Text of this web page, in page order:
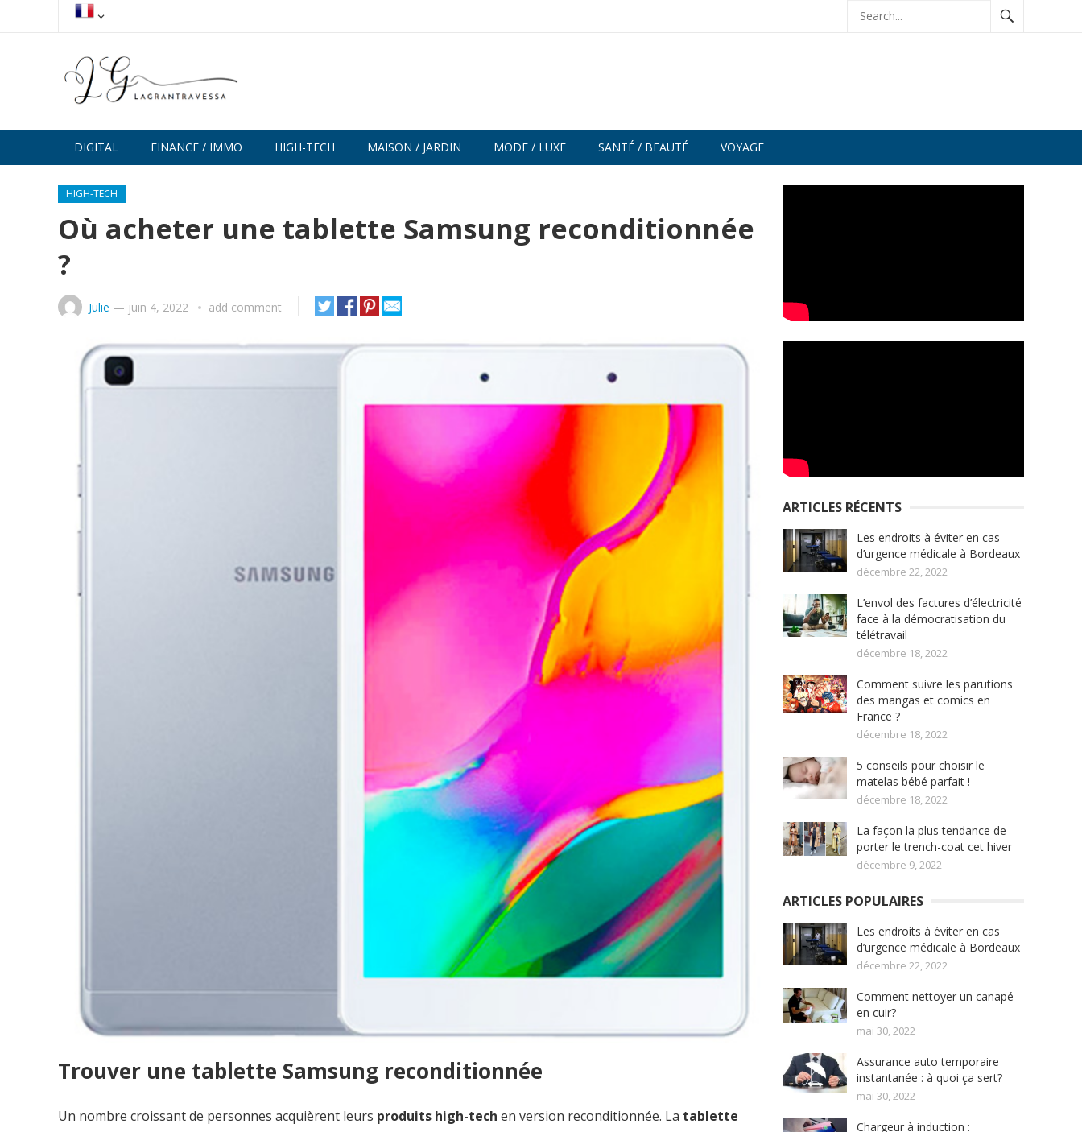
DIGITAL FINANCE / IMMO HIGH-TECH MAISON / JARDIN MODE / LUXE SANTÉ / BEAUTÉ VOYAGE
HIGH-TECH
Où acheter une tablette Samsung reconditionnée
?
Julie — juin 4, 2022 add comment
Trouver une tablette Samsung reconditionnée
Un nombre croissant de personnes acquièrent leurs produits high-tech en version reconditionnée. La tablette
ARTICLES RÉCENTS
Les endroits à éviter en cas
d’urgence médicale à Bordeaux
décembre 22, 2022
L’envol des factures d’électricité
face à la démocratisation du
télétravail
décembre 18, 2022
Comment suivre les parutions
des mangas et comics en
France ?
décembre 18, 2022
5 conseils pour choisir le
matelas bébé parfait !
décembre 18, 2022
La façon la plus tendance de
porter le trench-coat cet hiver
décembre 9, 2022
ARTICLES POPULAIRES
Les endroits à éviter en cas
d’urgence médicale à Bordeaux
décembre 22, 2022
Comment nettoyer un canapé
en cuir?
mai 30, 2022
Assurance auto temporaire
instantanée : à quoi ça sert?
mai 30, 2022
Chargeur à induction :